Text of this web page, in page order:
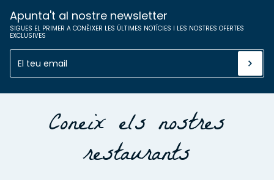
Apunta't al nostre newsletter
SIGUES EL PRIMER A CONÈIXER LES ÚLTIMES NOTÍCIES I LES NOSTRES OFERTES
EXCLUSIVES
Coneix els nostres
restaurants